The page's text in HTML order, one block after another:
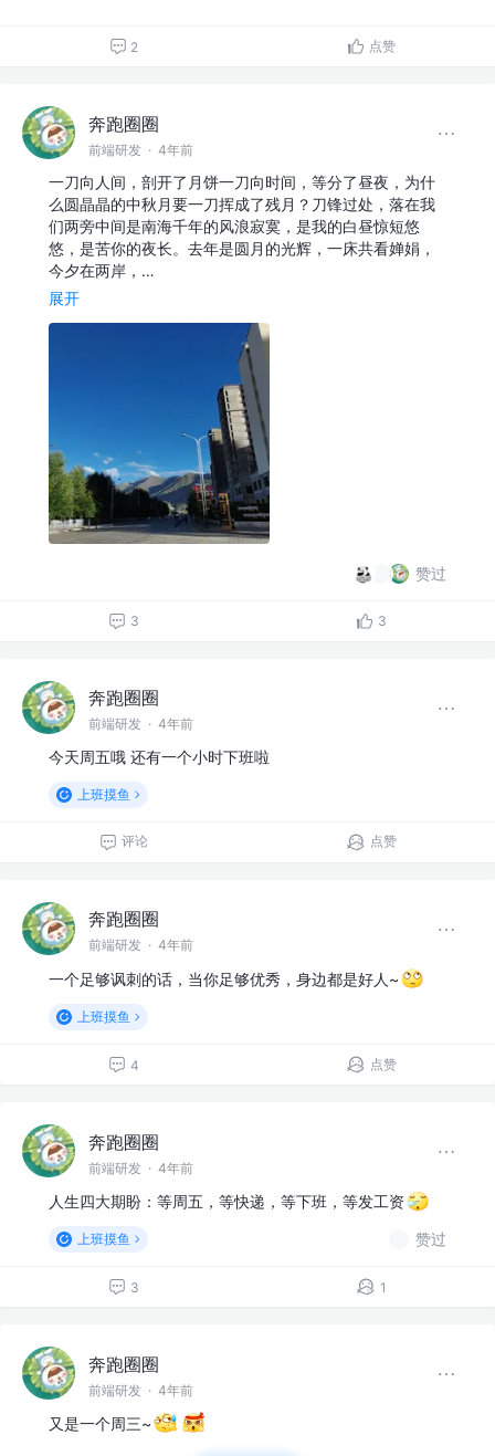
2 点赞
奔跑圈圈
前端研发 · 4年前
一刀向人间，剖开了月饼一刀向时间，等分了昼夜，为什
么圆晶晶的中秋月要一刀挥成了残月？刀锋过处，落在我
们两旁中间是南海千年的风浪寂寞，是我的白昼惊短悠
悠，是苦你的夜长。去年是圆月的光辉，一床共看婵娟，
今夕在两岸，…
展开
赞过
3 3
奔跑圈圈
前端研发 · 4年前
今天周五哦 还有一个小时下班啦
上班摸鱼
评论 点赞
奔跑圈圈
前端研发 · 4年前
一个足够讽刺的话，当你足够优秀，身边都是好人~
上班摸鱼
4 点赞
奔跑圈圈
前端研发 · 4年前
人生四大期盼：等周五，等快递，等下班，等发工资
上班摸鱼 赞过
3 1
奔跑圈圈
前端研发 · 4年前
又是一个周三~